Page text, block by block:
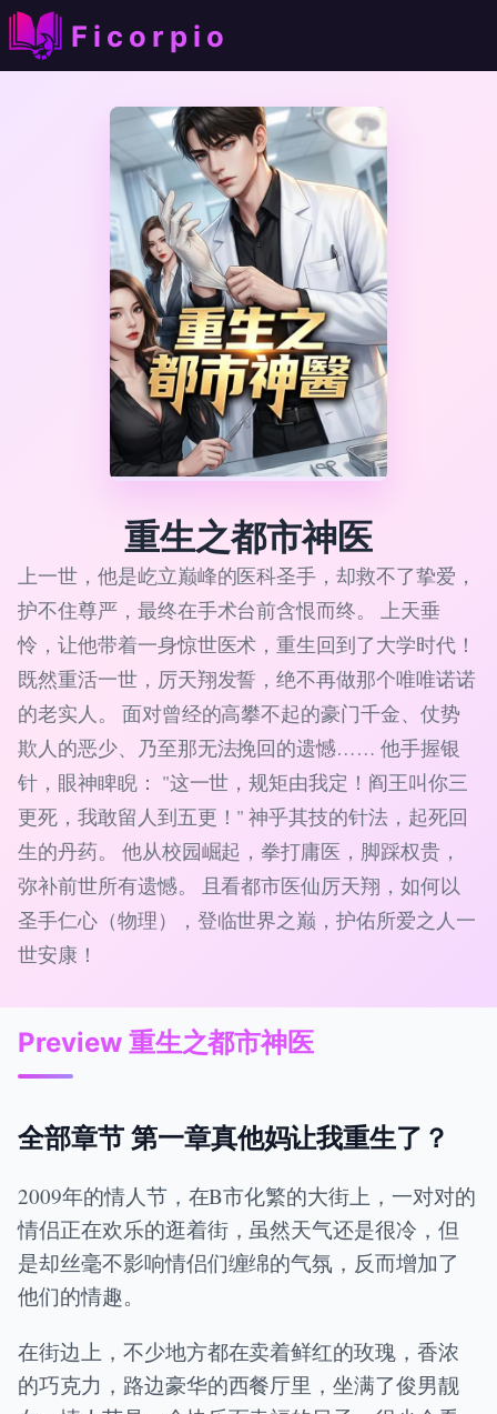
Ficorpio
重生之都市神医
上一世，他是屹立巅峰的医科圣手，却救不了挚爱，
护不住尊严，最终在手术台前含恨而终。 上天垂
怜，让他带着一身惊世医术，重生回到了大学时代！
既然重活一世，厉天翔发誓，绝不再做那个唯唯诺诺
的老实人。 面对曾经的高攀不起的豪门千金、仗势
欺人的恶少、乃至那无法挽回的遗憾…… 他手握银
针，眼神睥睨： "这一世，规矩由我定！阎王叫你三
更死，我敢留人到五更！" 神乎其技的针法，起死回
生的丹药。 他从校园崛起，拳打庸医，脚踩权贵，
弥补前世所有遗憾。 且看都市医仙厉天翔，如何以
圣手仁心（物理），登临世界之巅，护佑所爱之人一
世安康！
Preview 重生之都市神医
全部章节 第一章真他妈让我重生了？
2009年的情人节，在B市化繁的大街上，一对对的
情侣正在欢乐的逛着街，虽然天气还是很冷，但
是却丝毫不影响情侣们缠绵的气氛，反而增加了
他们的情趣。
在街边上，不少地方都在卖着鲜红的玫瑰，香浓
的巧克力，路边豪华的西餐厅里，坐满了俊男靓